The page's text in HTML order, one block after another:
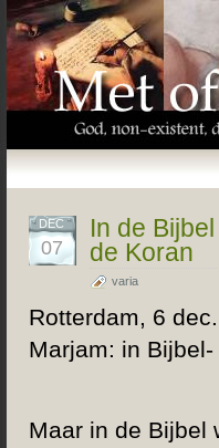
DEC
07
In de
de Koran
varia
Rotterdam, 6
Marjam: in
Maar in de Bijbel